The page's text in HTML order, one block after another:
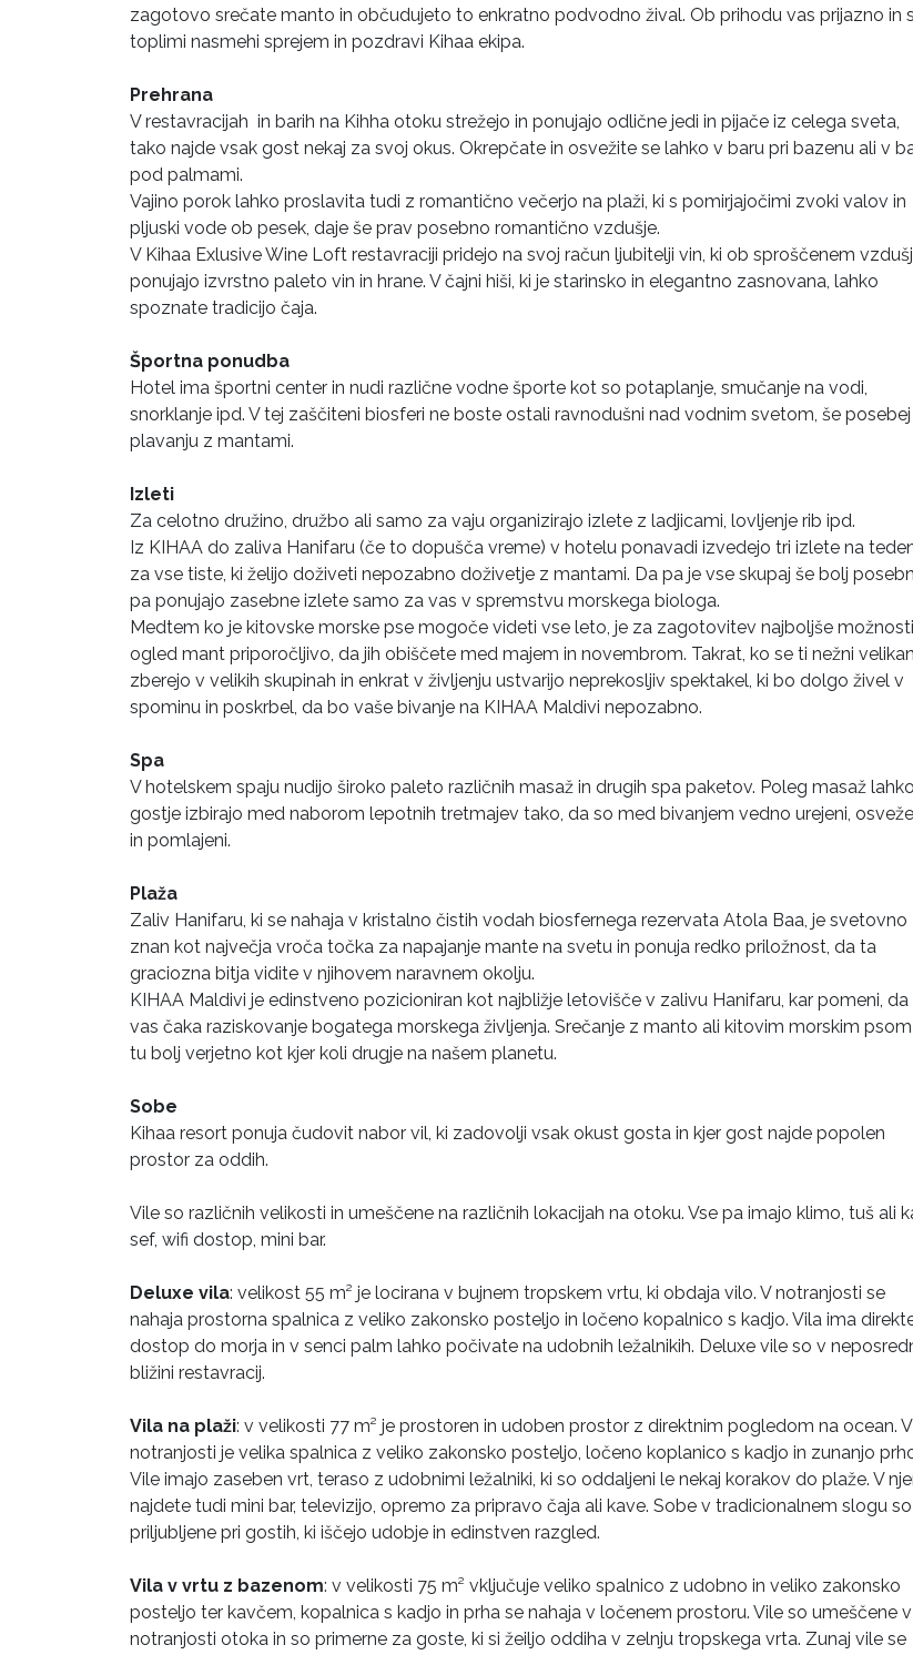
zagotovo srečate manto in občudujeto to enkratno podvodno žival. Ob prihodu vas prijazno in s
toplimi nasmehi sprejem in pozdravi Kihaa ekipa.
Prehrana
V restavracijah in barih na Kihha otoku strežejo in ponujajo odlične jedi in pijače iz celega sveta,
tako najde vsak gost nekaj za svoj okus. Okrepčate in osvežite se lahko v baru pri bazenu ali v
pod palmami.
Vajino porok lahko proslavita tudi z romantično večerjo na plaži, ki s pomirjajočimi zvoki valov in
pljuski vode ob pesek, daje še prav posebno romantično vzdušje.
V Kihaa Exlusive Wine Loft restavraciji pridejo na svoj račun ljubitelji vin, ki ob sproščenem
ponujajo izvrstno paleto vin in hrane. V čajni hiši, ki je starinsko in elegantno zasnovana, lahko
spoznate tradicijo čaja.
Športna ponudba
Hotel ima športni center in nudi različne vodne športe kot so potaplanje, smučanje na vodi,
snorklanje ipd. V tej zaščiteni biosferi ne boste ostali ravnodušni nad vodnim svetom, še
plavanju z mantami.
Izleti
Za celotno družino, družbo ali samo za vaju organizirajo izlete z ladjicami, lovljenje rib ipd.
Iz KIHAA do zaliva Hanifaru (če to dopušča vreme) v hotelu ponavadi izvedejo tri izlete na
za vse tiste, ki želijo doživeti nepozabno doživetje z mantami. Da pa je vse skupaj še bolj
pa ponujajo zasebne izlete samo za vas v spremstvu morskega biologa.
Medtem ko je kitovske morske pse mogoče videti vse leto, je za zagotovitev najboljše
ogled mant priporočljivo, da jih obiščete med majem in novembrom. Takrat, ko se ti nežni
zberejo v velikih skupinah in enkrat v življenju ustvarijo neprekosljiv spektakel, ki bo dolgo živel v
spominu in poskrbel, da bo vaše bivanje na KIHAA Maldivi nepozabno.
Spa
V hotelskem spaju nudijo široko paleto različnih masaž in drugih spa paketov. Poleg masaž lahko
gostje izbirajo med naborom lepotnih tretmajev tako, da so med bivanjem vedno urejeni,
in pomlajeni.
Plaža
Zaliv Hanifaru, ki se nahaja v kristalno čistih vodah biosfernega rezervata Atola Baa, je svetovno
znan kot največja vroča točka za napajanje mante na svetu in ponuja redko priložnost, da ta
graciozna bitja vidite v njihovem naravnem okolju.
KIHAA Maldivi je edinstveno pozicioniran kot najbližje letovišče v zalivu Hanifaru, kar pomeni, da
vas čaka raziskovanje bogatega morskega življenja. Srečanje z manto ali kitovim morskim
tu bolj verjetno kot kjer koli drugje na našem planetu.
Sobe
Kihaa resort ponuja čudovit nabor vil, ki zadovolji vsak okust gosta in kjer gost najde popolen
prostor za oddih.
Vile so različnih velikosti in umeščene na različnih lokacijah na otoku. Vse pa imajo klimo, tuš ali
sef, wifi dostop, mini bar.
Deluxe vila: velikost 55 m² je locirana v bujnem tropskem vrtu, ki obdaja vilo. V notranjosti se
nahaja prostorna spalnica z veliko zakonsko posteljo in ločeno kopalnico s kadjo. Vila ima
dostop do morja in v senci palm lahko počivate na udobnih ležalnikih. Deluxe vile so v
bližini restavracij.
Vila na plaži: v velikosti 77 m² je prostoren in udoben prostor z direktnim pogledom na ocean. V
notranjosti je velika spalnica z veliko zakonsko posteljo, ločeno koplanico s kadjo in zunanjo
Vile imajo zaseben vrt, teraso z udobnimi ležalniki, ki so oddaljeni le nekaj korakov do plaže. V
najdete tudi mini bar, televizijo, opremo za pripravo čaja ali kave. Sobe v tradicionalnem slogu so
priljubljene pri gostih, ki iščejo udobje in edinstven razgled.
Vila v vrtu z bazenom: v velikosti 75 m² vključuje veliko spalnico z udobno in veliko zakonsko
posteljo ter kavčem, kopalnica s kadjo in prha se nahaja v ločenem prostoru. Vile so umeščene v
notranjosti otoka in so primerne za goste, ki si žeiljo oddiha v zelnju tropskega vrta. Zunaj vile se